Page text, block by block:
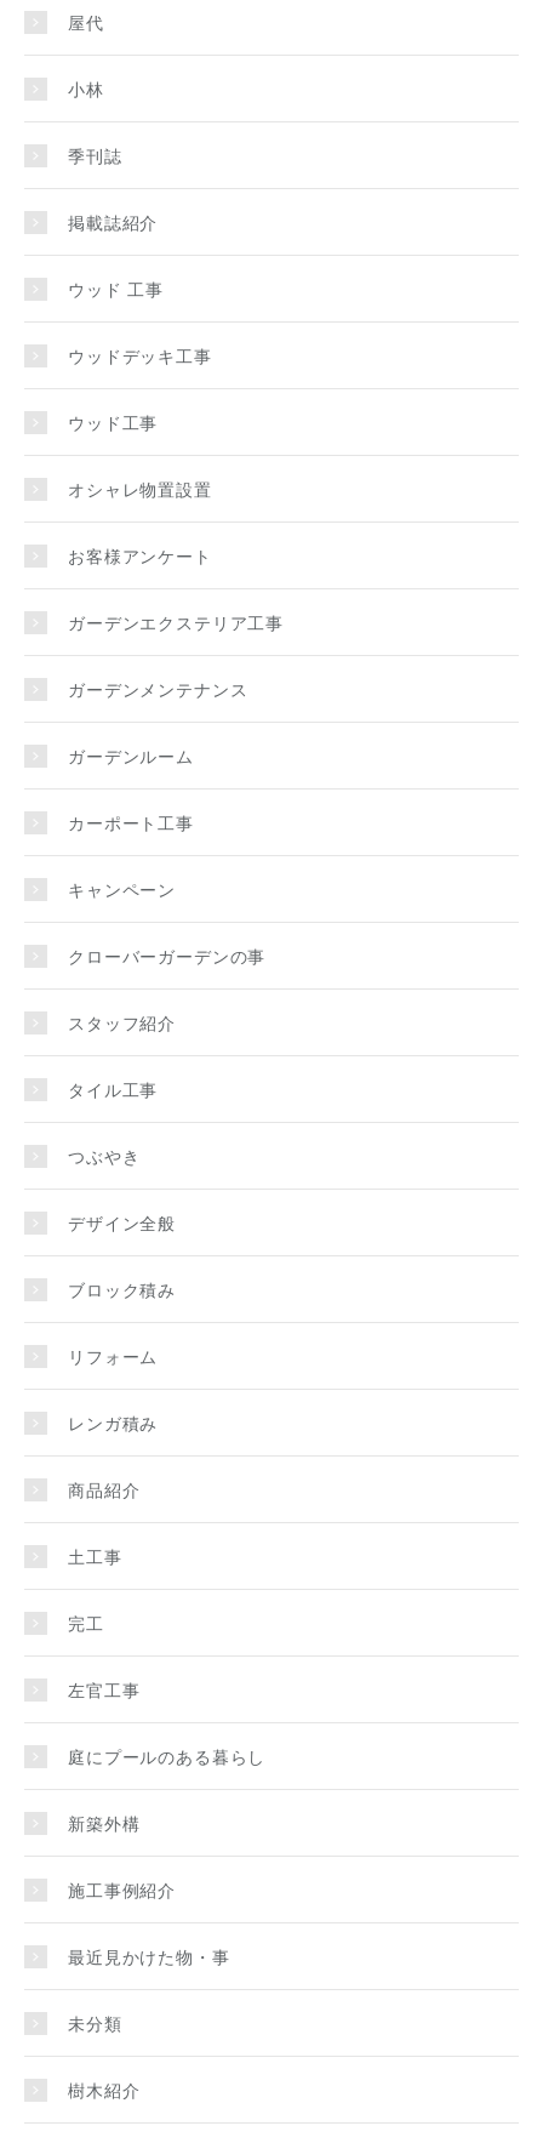
屋代
小林
季刊誌
掲載誌紹介
ウッド 工事
ウッドデッキ工事
ウッド工事
オシャレ物置設置
お客様アンケート
ガーデンエクステリア工事
ガーデンメンテナンス
ガーデンルーム
カーポート工事
キャンペーン
クローバーガーデンの事
スタッフ紹介
タイル工事
つぶやき
デザイン全般
ブロック積み
リフォーム
レンガ積み
商品紹介
土工事
完工
左官工事
庭にプールのある暮らし
新築外構
施工事例紹介
最近見かけた物・事
未分類
樹木紹介